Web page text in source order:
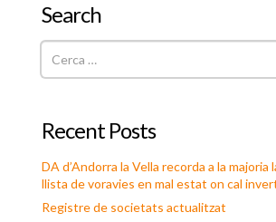
Search
Recent Posts
DA d’Andorra la Vella recorda a la majoria
llista de voravies en mal estat on cal
Registre de societats actualitzat